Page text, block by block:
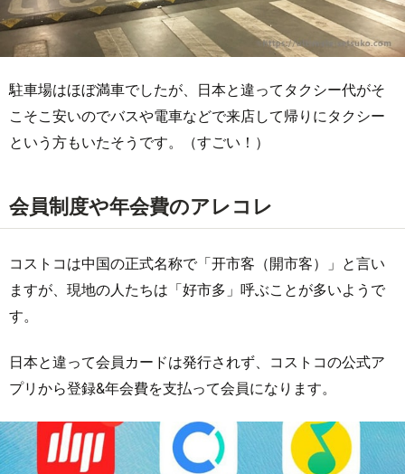
駐車場はほぼ満車でしたが、日本と違ってタクシー代がそ
こそこ安いのでバスや電車などで来店して帰りにタクシー
という方もいたそうです。（すごい！）
会員制度や年会費のアレコレ
コストコは中国の正式名称で「开市客（開市客）」と言い
ますが、現地の人たちは「好市多」呼ぶことが多いようで
す。
日本と違って会員カードは発行されず、コストコの公式ア
プリから登録&年会費を支払って会員になります。